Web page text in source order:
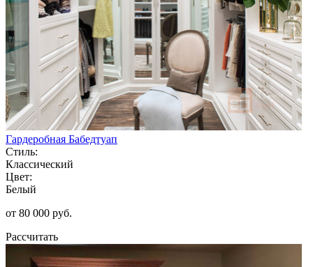
Гардеробная Бабедтуап
Стиль:
Классический
Цвет:
Белый
от 80 000 руб.
Рассчитать